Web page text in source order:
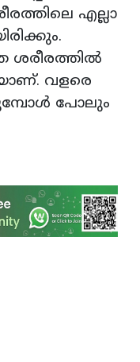
എല്ലാ
ശരീരത്തില്‍
വളരെ
പോലും